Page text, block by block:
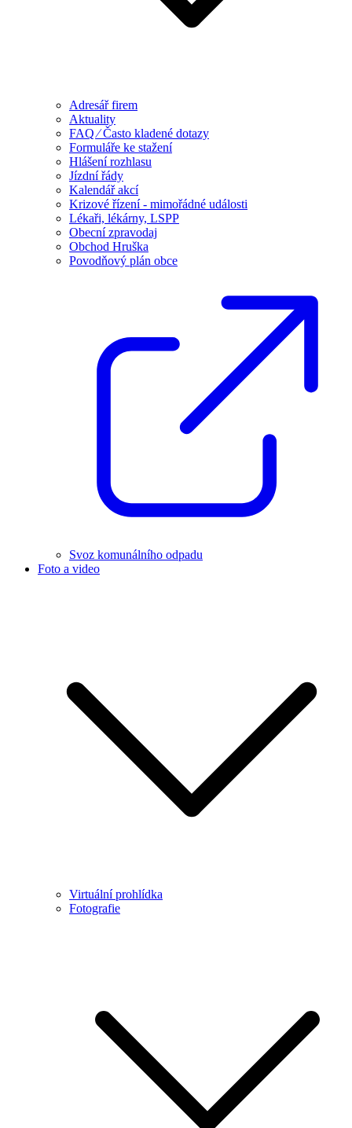
Adresář firem
Aktuality
FAQ ⁄ Často kladené dotazy
Formuláře ke stažení
Hlášení rozhlasu
Jízdní řády
Kalendář akcí
Krizové řízení - mimořádné události
Lékaři, lékárny, LSPP
Obecní zpravodaj
Obchod Hruška
Povodňový plán obce
Svoz komunálního odpadu
Foto a video
Virtuální prohlídka
Fotografie